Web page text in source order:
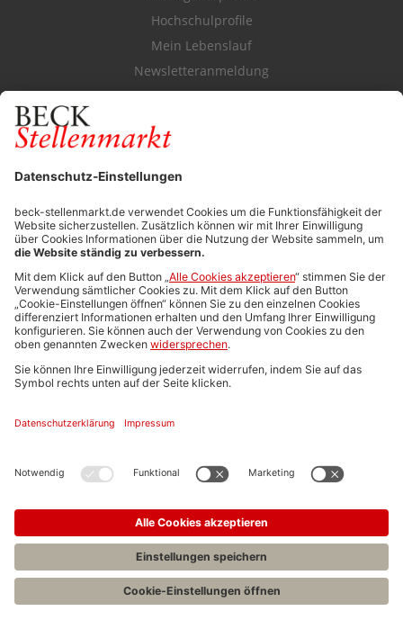
Hochschulprofile
Mein Lebenslauf
Newsletteranmeldung
Durchsuchen Sie den Stellenkatalog
FÜR ARBEITGEBER
Stellenmarktpreise
Anzeigen-AGB
Media-Daten
Newsletteranmeldung
Produktübersicht
ALLGEMEIN
FAQs
Impressum
Stellenangebote C.H.BECK
Entwickelt durchJobiqo